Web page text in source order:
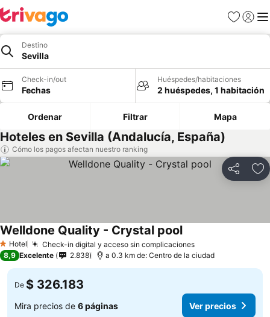
Favoritos
Iniciar
Destino
Sevilla
Check-in/out
Fechas
Huéspedes/habitaciones
2 huéspedes, 1 habitación
Ordenar Filtrar Mapa
Hoteles en Sevilla (Andalucía, España)
Cómo los pagos afectan nuestro ranking
Compartir
1 Estrellas
Hotel Check-in digital y acceso sin complicaciones
Welldone Quality - Crystal pool
8,9 Excelente 2.838 a 0.3 km de: Centro de la ciudad
De $ 326.183
Mira precios de 6 páginas Ver precios